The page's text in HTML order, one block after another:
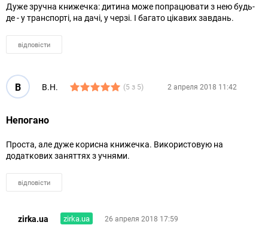
Дуже зручна книжечка: дитина може попрацювати з нею будь-
де - у транспорті, на дачі, у черзі. І багато цікавих завдань.
відповісти
В В.Н. (5 з 5) 2 апреля 2018 11:42
Непогано
Проста, але дуже корисна книжечка. Використовую на
додаткових заняттях з учнями.
відповісти
zirka.ua zirka.ua 26 апреля 2018 17:59